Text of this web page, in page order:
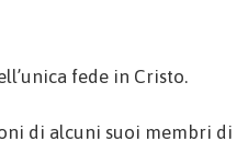
fede in Cristo.
di alcuni suoi membri di